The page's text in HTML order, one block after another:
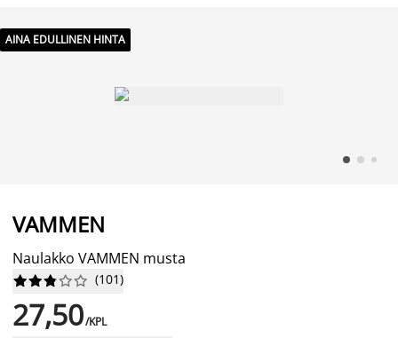
AINA EDULLINEN HINTA
VAMMEN
Naulakko VAMMEN musta





 (101)
27,50/KPL